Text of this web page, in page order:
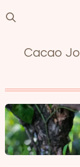
Ga
direct
hoofdinhoud
Cacao